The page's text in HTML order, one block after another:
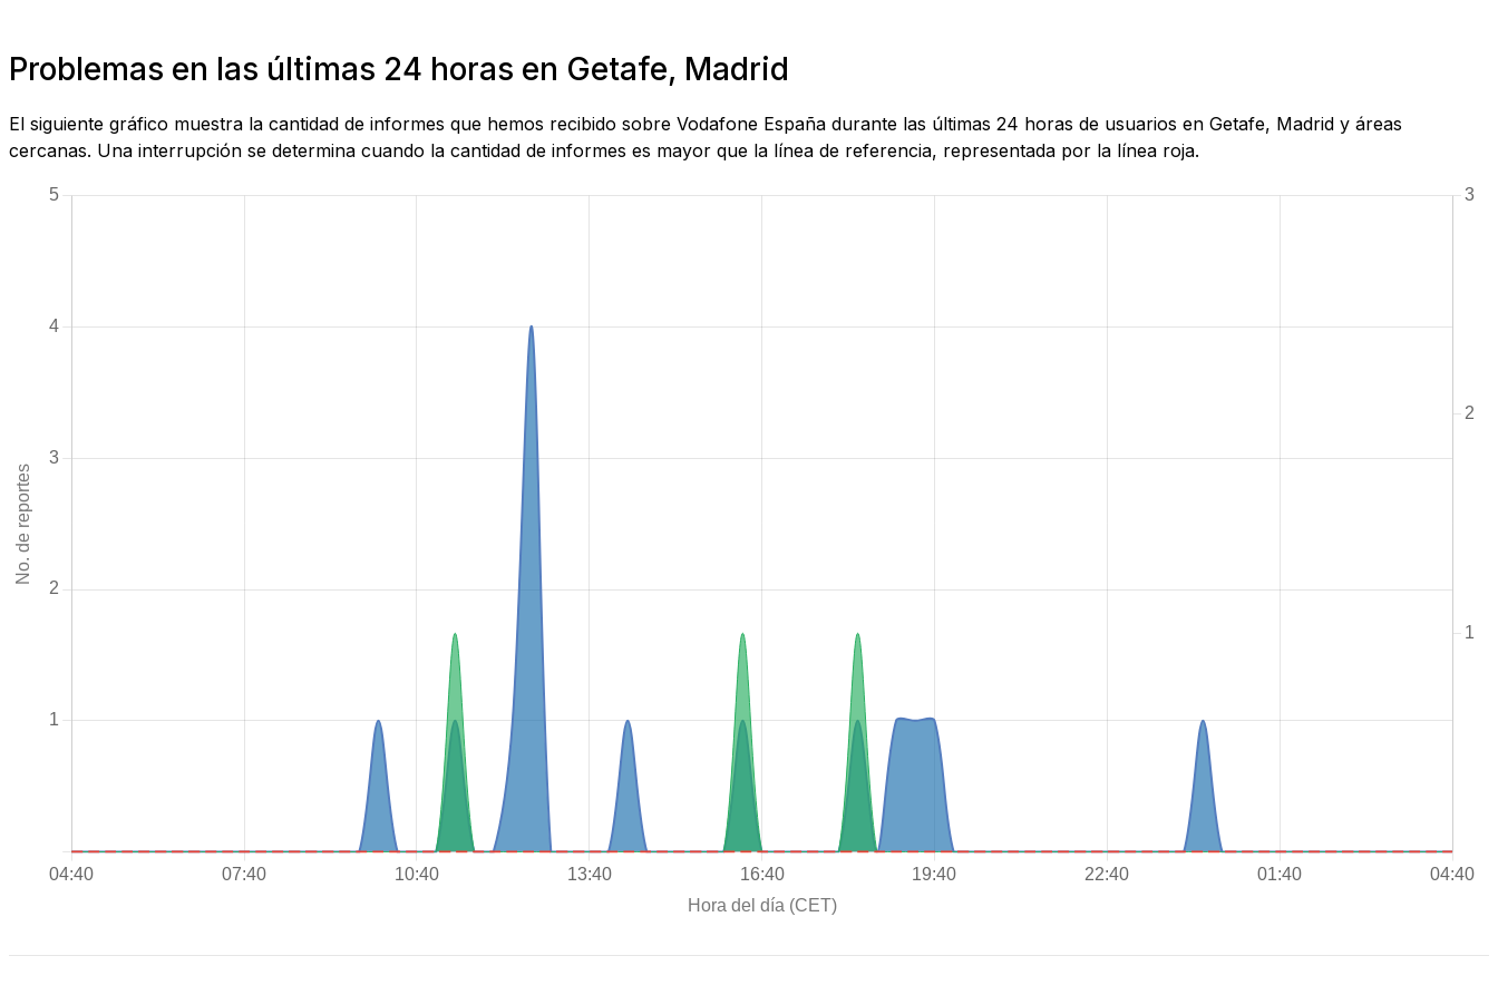
Problemas en las últimas 24 horas en Getafe, Madrid
El siguiente gráfico muestra la cantidad de informes que hemos recibido sobre Vodafone España durante las últimas 24 horas de usuarios en Getafe, Madrid y áreas
cercanas. Una interrupción se determina cuando la cantidad de informes es mayor que la línea de referencia, representada por la línea roja.